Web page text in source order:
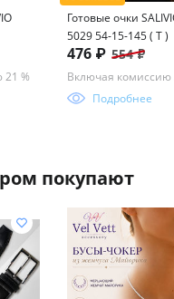
%
Готовые очки
5029 54-15-145 ( Т )
476 ₽ 554 ₽
Включая комиссию
Подробнее
покупают